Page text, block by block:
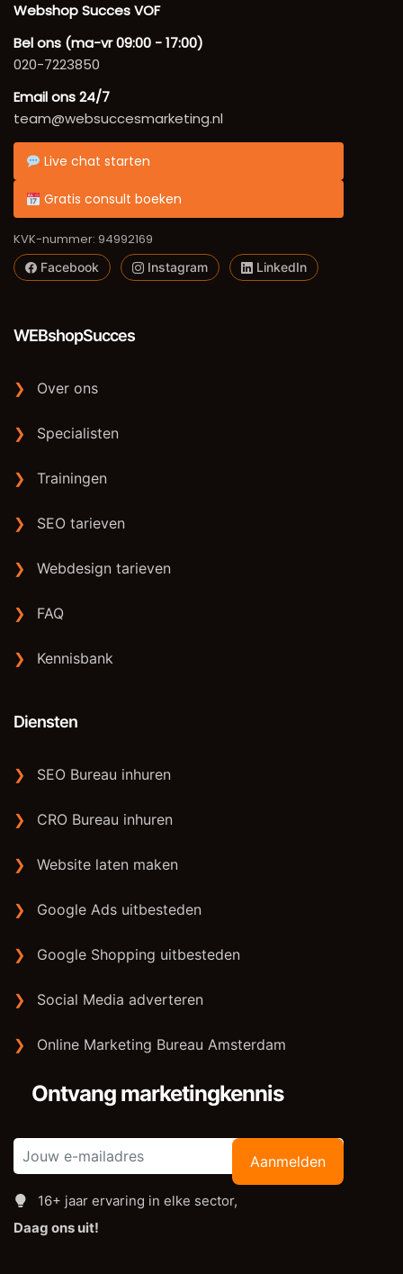
Webshop Succes VOF
Bel ons (ma-vr 09:00 - 17:00)
020-7223850
Email ons 24/7
team@websuccesmarketing.nl
Live chat starten
Gratis consult boeken
KVK-nummer: 94992169
Facebook Instagram LinkedIn
WEBshopSucces
❯ Over ons
❯ Specialisten
❯ Trainingen
❯ SEO tarieven
❯ Webdesign tarieven
❯ FAQ
❯ Kennisbank
Diensten
❯ SEO Bureau inhuren
❯ CRO Bureau inhuren
❯ Website laten maken
❯ Google Ads uitbesteden
❯ Google Shopping uitbesteden
❯ Social Media adverteren
❯ Online Marketing Bureau Amsterdam
Ontvang marketingkennis
Aanmelden
16+ jaar ervaring in elke sector,
Daag ons uit!